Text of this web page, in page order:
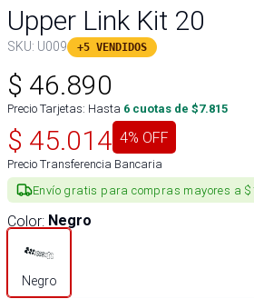
Upper Link Kit 20
SKU: U009 +5 VENDIDOS
$ 46.890
Precio Tarjetas: Hasta 6 cuotas de $7.815
$ 45.014 4% OFF
Precio Transferencia Bancaria
Envío gratis para compras mayores a
Color: Negro
Negro